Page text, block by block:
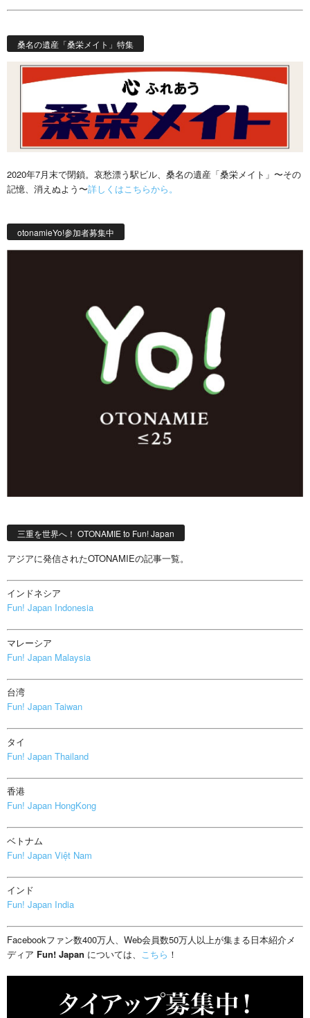
桑名の遺産「桑栄メイト」特集
2020年7月末で閉鎖。哀愁漂う駅ビル、桑名の遺産「桑栄メイト」〜その
記憶、消えぬよう〜詳しくはこちらから。
otonamieYo!参加者募集中
三重を世界へ！ OTONAMIE to Fun! Japan
アジアに発信されたOTONAMIEの記事一覧。
インドネシア
Fun! Japan Indonesia
マレーシア
Fun! Japan Malaysia
台湾
Fun! Japan Taiwan
タイ
Fun! Japan Thailand
香港
Fun! Japan HongKong
ベトナム
Fun! Japan Việt Nam
インド
Fun! Japan India
Facebookファン数400万人、Web会員数50万人以上が集まる日本紹介メ
ディア Fun! Japan については、 こちら ！